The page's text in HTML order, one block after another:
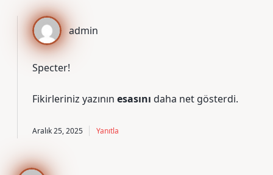
admin
Specter!
Fikirleriniz yazının esasını daha net gösterdi.
Aralık 25, 2025 Yanıtla